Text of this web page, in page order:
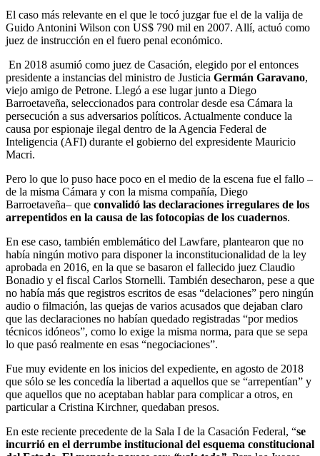
El caso más relevante en el que le tocó juzgar fue el de la valija de
Guido Antonini Wilson con US$ 790 mil en 2007. Allí, actuó como
juez de instrucción en el fuero penal económico.
En 2018 asumió como juez de Casación, elegido por el entonces
presidente a instancias del ministro de Justicia Germán Garavano,
viejo amigo de Petrone. Llegó a ese lugar junto a Diego
Barroetaveña, seleccionados para controlar desde esa Cámara la
persecución a sus adversarios políticos. Actualmente conduce la
causa por espionaje ilegal dentro de la Agencia Federal de
Inteligencia (AFI) durante el gobierno del expresidente Mauricio
Macri.
Pero lo que lo puso hace poco en el medio de la escena fue el fallo –
de la misma Cámara y con la misma compañía, Diego
Barroetaveña– que convalidó las declaraciones irregulares de los
arrepentidos en la causa de las fotocopias de los cuadernos.
En ese caso, también emblemático del Lawfare, plantearon que no
había ningún motivo para disponer la inconstitucionalidad de la ley
aprobada en 2016, en la que se basaron el fallecido juez Claudio
Bonadio y el fiscal Carlos Stornelli. También desecharon, pese a que
no había más que registros escritos de esas “delaciones” pero ningún
audio o filmación, las quejas de varios acusados que dejaban claro
que las declaraciones no habían quedado registradas “por medios
técnicos idóneos”, como lo exige la misma norma, para que se sepa
lo que pasó realmente en esas “negociaciones”.
Fue muy evidente en los inicios del expediente, en agosto de 2018
que sólo se les concedía la libertad a aquellos que se “arrepentían” y
que aquellos que no aceptaban hablar para complicar a otros, en
particular a Cristina Kirchner, quedaban presos.
En este reciente precedente de la Sala I de la Casación Federal, “se
incurrió en el derrumbe institucional del esquema constitucional